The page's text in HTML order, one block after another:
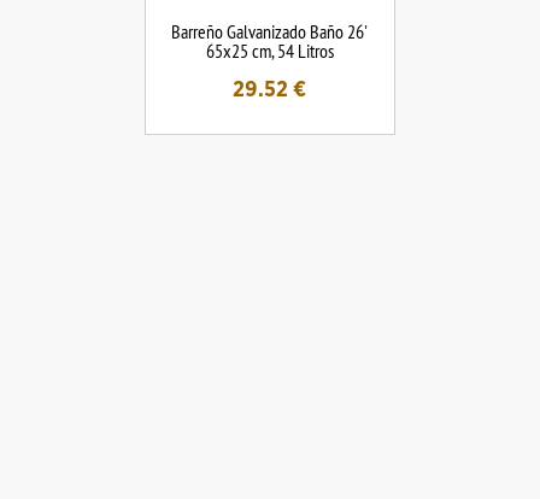
Barreño Galvanizado Baño 26'
65x25 cm, 54 Litros
29.52 €